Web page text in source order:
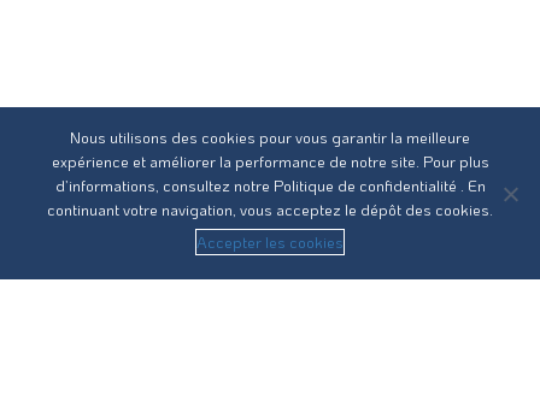
Nous utilisons des cookies pour vous garantir la meilleure
expérience et améliorer la performance de notre site. Pour plus
d’informations, consultez notre Politique de confidentialité
. En
continuant votre navigation, vous acceptez le dépôt des cookies.
Accepter les cookies